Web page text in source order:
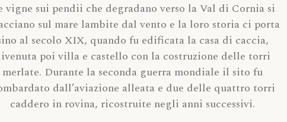
vigne sui pendii che degradano verso la Val di Cornia si
sul mare lambite dal vento e la loro storia ci porta
al secolo XIX, quando fu edificata la casa di caccia,
poi villa e castello con la costruzione delle torri
merlate. Durante la seconda guerra mondiale il sito fu
dall’aviazione alleata e due delle quattro torri
caddero in rovina, ricostruite negli anni successivi.